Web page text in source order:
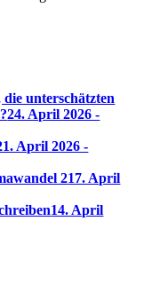
unterschätzten
24. April 2026 -
April 2026 -
217. April
14. April